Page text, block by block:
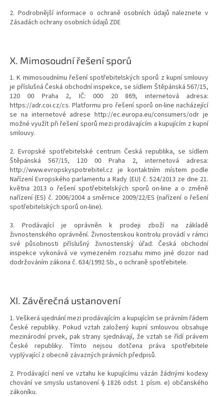
2. Podrobnější informace o ochraně osobních údajů naleznete v
Zásadách ochrany osobních údajů ZDE
X. Mimosoudní řešení sporů
1. K mimosoudnímu řešení spotřebitelských sporů z kupní smlouvy
je příslušná Česká obchodní inspekce, se sídlem Štěpánská 567/15,
120 00 Praha 2, IČ: 000 20 869, internetová adresa:
https://adr.coi.cz/cs. Platformu pro řešení sporů on-line nacházející
se na internetové adrese http://ec.europa.eu/consumers/odr je
možné využít při řešení sporů mezi prodávajícím a kupujícím z kupní
smlouvy.
2. Evropské spotřebitelské centrum Česká republika, se sídlem
Štěpánská 567/15, 120 00 Praha 2, internetová adresa:
http://www.evropskyspotrebitel.cz je kontaktním místem podle
Nařízení Evropského parlamentu a Rady (EU) č. 524/2013 ze dne 21.
května 2013 o řešení spotřebitelských sporů on-line a o změně
nařízení (ES) č. 2006/2004 a směrnice 2009/22/ES (nařízení o řešení
spotřebitelských sporů on-line).
3. Prodávající je oprávněn k prodeji zboží na základě
živnostenského oprávnění. Živnostenskou kontrolu provádí v rámci
své působnosti příslušný živnostenský úřad. Česká obchodní
inspekce vykonává ve vymezeném rozsahu mimo jiné dozor nad
dodržováním zákona č. 634/1992 Sb., o ochraně spotřebitele.
XI. Závěrečná ustanovení
1. Veškerá ujednání mezi prodávajícím a kupujícím se právním řádem
České republiky. Pokud vztah založený kupní smlouvou obsahuje
mezinárodní prvek, pak strany sjednávají, že vztah se řídí právem
České republiky. Tímto nejsou dotčena práva spotřebitele
vyplývající z obecně závazných právních předpisů.
2. Prodávající není ve vztahu ke kupujícímu vázán žádnými kodexy
chování ve smyslu ustanovení § 1826 odst. 1 písm. e) občanského
zákoníku.